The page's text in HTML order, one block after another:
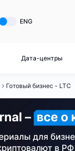
ENG
Дата-центры
Готовый
Готовый
Готовый
Готовый
Готовый бизнес - LTC